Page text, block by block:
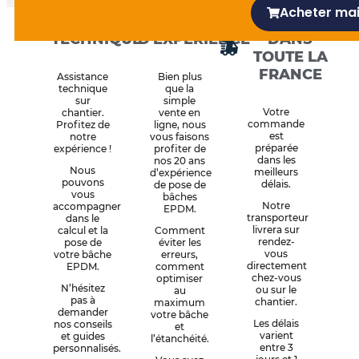
f
Acheter
TECHNIQUE
Assistance
technique
sur
chantier.
Profitez de
notre
expérience !
Nous
pouvons
vous
accompagner
dans le
calcul et la
pose de
votre bâche
EPDM.
N’hésitez
pas à
demander
nos conseils
et guides
personnalisés.
D'EXPÉRIENCE
Bien plus
que la
simple
vente en
ligne, nous
vous faisons
profiter de
nos 20 ans
d’expérience
de pose de
bâches
EPDM.
Comment
éviter les
erreurs,
comment
optimiser
au
maximum
votre bâche
et
l’étanchéité.
LIVRAISON
DANS
TOUTE LA
FRANCE
Votre
commande
est
préparée
dans les
meilleurs
délais.
Notre
transporteur
livrera sur
rendez-
vous
directement
chez-vous
ou sur le
chantier.
Les délais
varient
entre 3